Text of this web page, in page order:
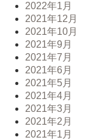
2022年1月
2021年12月
2021年10月
2021年9月
2021年7月
2021年6月
2021年5月
2021年4月
2021年3月
2021年2月
2021年1月